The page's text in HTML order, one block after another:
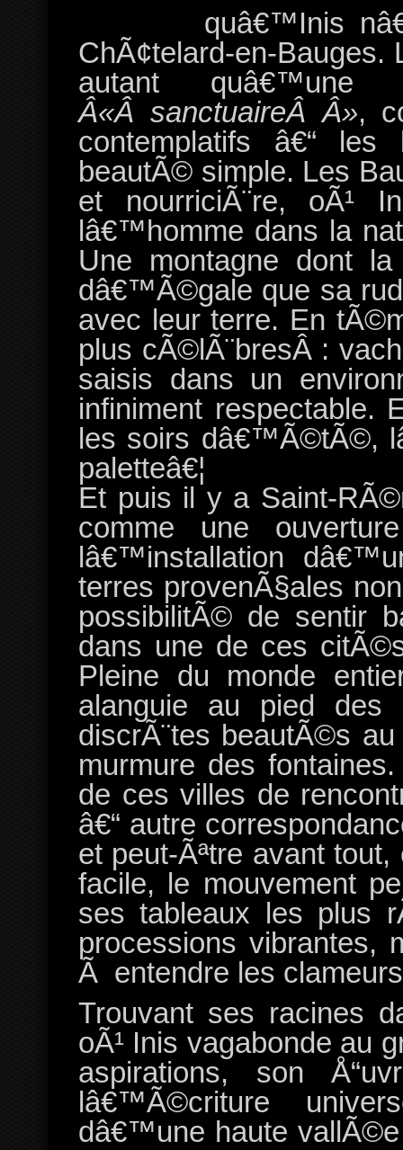
quâ€™Inis
ChÃ¢telard-en-Bauges.
autant quâ€™une
Â«Â sanctuaireÂ Â»,
contemplatifs â€“
beautÃ© simple. Les
et nourriciÃ¨re, oÃ¹
lâ€™homme dans la
Une montagne dont
dâ€™Ã©gale que sa
avec leur terre. En
plus cÃ©lÃ¨bresÂ :
saisis dans un
infiniment respectable.
les soirs dâ€™Ã©tÃ©,
paletteâ€¦
Et puis il y a Saint-
comme une
lâ€™installation
terres provenÃ§ales
possibilitÃ© de sentir
dans une de ces
Pleine du monde
alanguie au pied des
discrÃ¨tes beautÃ©s
murmure des
de ces villes de
â€“ autre
et peut-Ãªtre avant
facile, le mouvement
ses tableaux les plus
processions vibrantes,
Ã entendre les
Trouvant ses racines
oÃ¹ Inis vagabonde au
aspirations, son
lâ€™Ã©criture
dâ€™une haute